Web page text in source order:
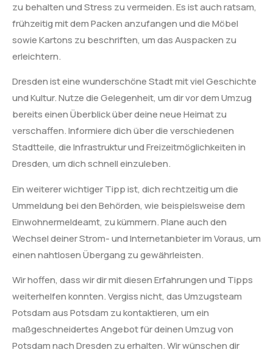
zu behalten und Stress zu vermeiden. Es ist auch ratsam,
frühzeitig mit dem Packen anzufangen und die Möbel
sowie Kartons zu beschriften, um das Auspacken zu
erleichtern.
Dresden ist eine wunderschöne Stadt mit viel Geschichte
und Kultur. Nutze die Gelegenheit, um dir vor dem Umzug
bereits einen Überblick über deine neue Heimat zu
verschaffen. Informiere dich über die verschiedenen
Stadtteile, die Infrastruktur und Freizeitmöglichkeiten in
Dresden, um dich schnell einzuleben.
Ein weiterer wichtiger Tipp ist, dich rechtzeitig um die
Ummeldung bei den Behörden, wie beispielsweise dem
Einwohnermeldeamt, zu kümmern. Plane auch den
Wechsel deiner Strom- und Internetanbieter im Voraus, um
einen nahtlosen Übergang zu gewährleisten.
Wir hoffen, dass wir dir mit diesen Erfahrungen und Tipps
weiterhelfen konnten. Vergiss nicht, das Umzugsteam
Potsdam aus Potsdam zu kontaktieren, um ein
maßgeschneidertes Angebot für deinen Umzug von
Potsdam nach Dresden zu erhalten. Wir wünschen dir